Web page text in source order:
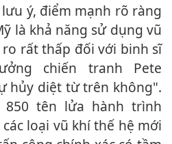
là khả năng sử dụng vũ
rất thấp đối với binh sĩ
chiến tranh Pete
hủy diệt từ trên không".
tên lửa hành trình
loại vũ khí thế hệ mới